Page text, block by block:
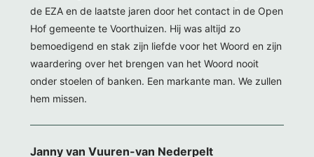
de EZA en de laatste jaren door het contact in de Open
Hof gemeente te Voorthuizen. Hij was altijd zo
bemoedigend en stak zijn liefde voor het Woord en zijn
waardering over het brengen van het Woord nooit
onder stoelen of banken. Een markante man. We zullen
hem missen.
Janny van Vuuren-van Nederpelt